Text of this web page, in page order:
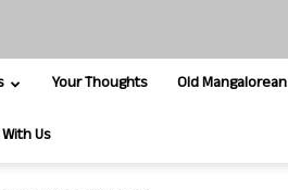
Your Thoughts Old Mangalorean
Us